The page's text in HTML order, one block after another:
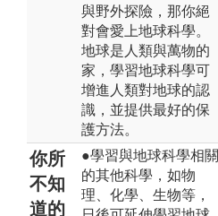
與野外探險，那你絕
對會愛上地球科學。
地球是人類與萬物的
家，學習地球科學可
增進人類對地球的認
識，並提供最好的保
護方法。
你所
不知
道的
●學習與地球科學相關
的其他科學，如物
理、化學、生物等，